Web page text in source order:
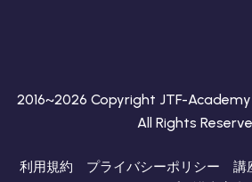
2016~2026 Copyright JTF-Academy
All Rights
利用規約 プライバシーポリシー 講